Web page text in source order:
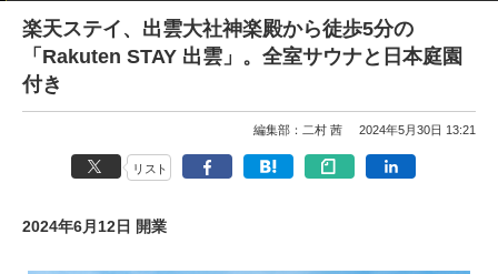
楽天ステイ、出雲大社神楽殿から徒歩5分の
「Rakuten STAY 出雲」。全室サウナと日本庭園
付き
編集部：二村 茜 2024年5月30日 13:21
リスト
2024年6月12日 開業